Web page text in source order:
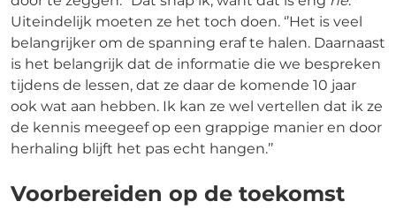
Uiteindelijk moeten ze het toch doen. ‘’Het is veel
belangrijker om de spanning eraf te halen. Daarnaast
is het belangrijk dat de informatie die we bespreken
tijdens de lessen, dat ze daar de komende 10 jaar
ook wat aan hebben. Ik kan ze wel vertellen dat ik ze
de kennis meegeef op een grappige manier en door
herhaling blijft het pas echt hangen.’’
Voorbereiden op de toekomst